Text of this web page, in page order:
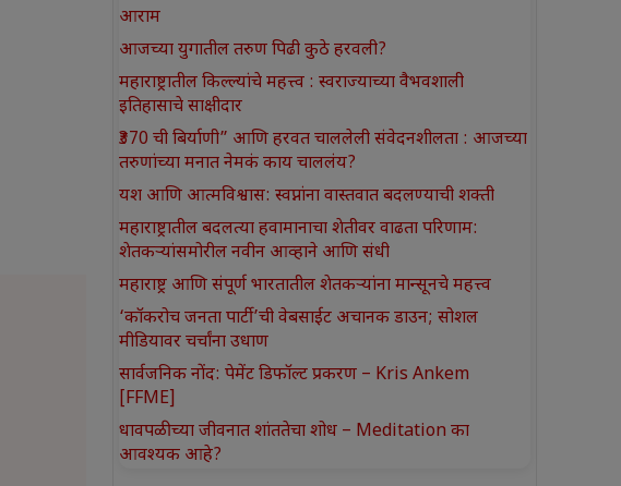
आराम
आजच्या युगातील तरुण पिढी कुठे हरवली?
महाराष्ट्रातील किल्ल्यांचे महत्त्व : स्वराज्याच्या वैभवशाली
इतिहासाचे साक्षीदार
₹370 ची बिर्याणी” आणि हरवत चाललेली संवेदनशीलता : आजच्या
तरुणांच्या मनात नेमकं काय चाललंय?
यश आणि आत्मविश्वास: स्वप्नांना वास्तवात बदलण्याची शक्ती
महाराष्ट्रातील बदलत्या हवामानाचा शेतीवर वाढता परिणाम:
शेतकऱ्यांसमोरील नवीन आव्हाने आणि संधी
महाराष्ट्र आणि संपूर्ण भारतातील शेतकऱ्यांना मान्सूनचे महत्त्व
‘कॉकरोच जनता पार्टी’ची वेबसाईट अचानक डाउन; सोशल
मीडियावर चर्चांना उधाण
सार्वजनिक नोंद: पेमेंट डिफॉल्ट प्रकरण – Kris Ankem
[FFME]
धावपळीच्या जीवनात शांततेचा शोध – Meditation का
आवश्यक आहे?